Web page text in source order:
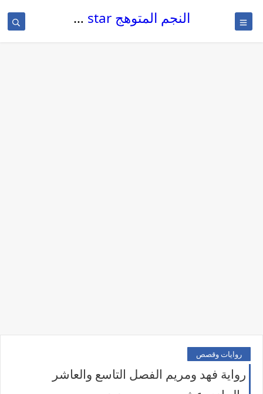
النجم المتوهج The glowing star
روايات وقصص
رواية فهد ومريم الفصل التاسع والعاشر